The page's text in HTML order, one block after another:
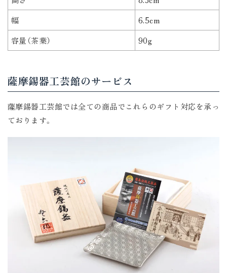
幅
6.5cm
容量（茶葉）
90g
薩摩錫器工芸館のサービス
薩摩錫器工芸館では全ての商品でこれらのギフト対応を承っ
ております。